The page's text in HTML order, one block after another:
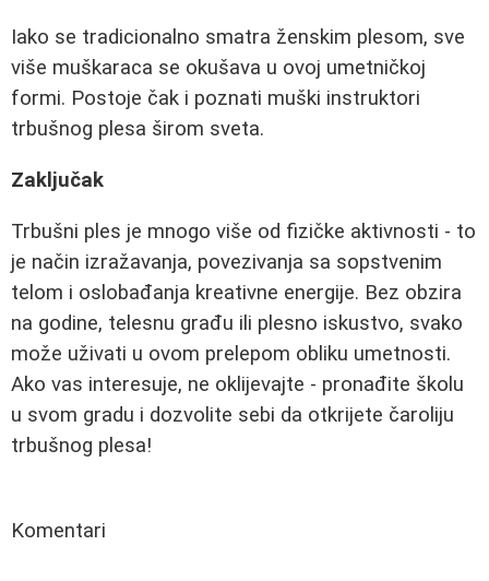
Iako se tradicionalno smatra ženskim plesom, sve
više muškaraca se okušava u ovoj umetničkoj
formi. Postoje čak i poznati muški instruktori
trbušnog plesa širom sveta.
Zaključak
Trbušni ples je mnogo više od fizičke aktivnosti - to
je način izražavanja, povezivanja sa sopstvenim
telom i oslobađanja kreativne energije. Bez obzira
na godine, telesnu građu ili plesno iskustvo, svako
može uživati u ovom prelepom obliku umetnosti.
Ako vas interesuje, ne oklijevajte - pronađite školu
u svom gradu i dozvolite sebi da otkrijete čaroliju
trbušnog plesa!
Komentari